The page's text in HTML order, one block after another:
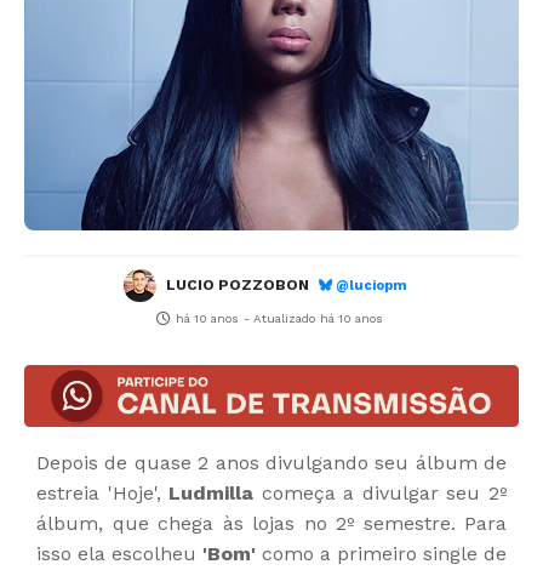
LUCIO POZZOBON @luciopm
há 10 anos - Atualizado há 10 anos
Depois de quase 2 anos divulgando seu álbum de
estreia 'Hoje', Ludmilla começa a divulgar seu 2º
álbum, que chega às lojas no 2º semestre. Para
isso ela escolheu 'Bom' como a primeiro single de